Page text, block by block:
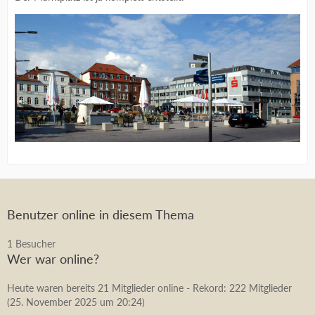
Benutzer online in diesem Thema
1 Besucher
Wer war online?
Heute waren bereits 21 Mitglieder online - Rekord: 222 Mitglieder
(25. November 2025 um 20:24)